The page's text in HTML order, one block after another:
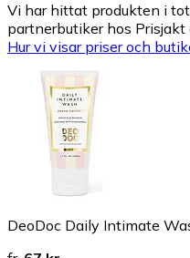
Vi har hittat produkten i
partnerbutiker hos
Hur vi visar priser och
DeoDoc Daily Intimate